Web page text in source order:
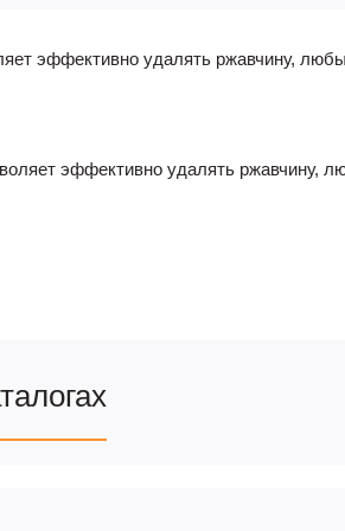
эффективно удалять ржавчину,
эффективно удалять ржавчину,